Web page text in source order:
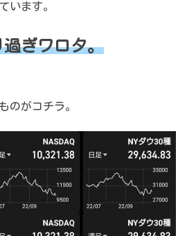
います。
ぎワロタ。
のがコチラ。